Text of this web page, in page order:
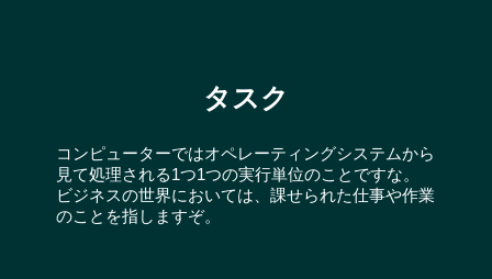
タスク
コンピューターではオペレーティングシステムから
見て処理される1つ1つの実行単位のことですな。
ビジネスの世界においては、課せられた仕事や作業
のことを指しますぞ。